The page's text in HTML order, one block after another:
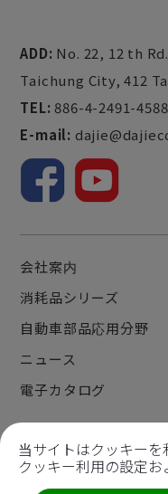
ADD: No. 22, 12 th
Taichung City, 412
TEL: 886-4-2491-4588
E-mail:
会社案内
消耗品シリーズ
自動車部品応用分野
ニュース
電子カタログ
Copyright © 2022Da
当サイトはクッキー
クッキー利用の設定